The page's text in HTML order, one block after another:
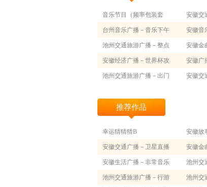
音乐节目（频率包装套
装）
安徽交
台州音乐广播－音乐下午
茶2
安徽音
套装）
池州交通旅游广播－整点
广告2
安徽金
套装）
安徽经济广播－世界杯攻
略
安徽广
目（频
池州交通旅游广播－出门 安徽交
推荐作品
幸运猜猜猜B 安徽故
安徽交通广播－卫星直播
－奇瑞汽车50万辆下线盛况
安徽金
套装）
安徽生活广播－非常音乐 池州交
大家帮
池州交通旅游广播－行游 池州交